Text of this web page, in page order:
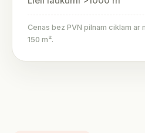
Cenas bez PVN pilnam ciklam ar
150 m².